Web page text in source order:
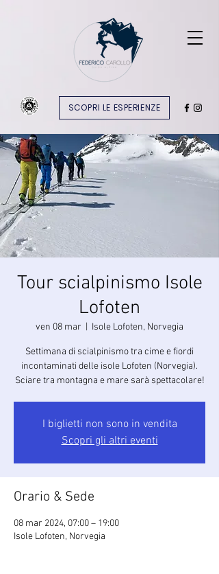
SCOPRI LE ESPERIENZE
Tour scialpinismo Isole
Lofoten
ven 08 mar Isole Lofoten, Norvegia
Settimana di scialpinismo tra cime e fiordi
incontaminati delle isole Lofoten (Norvegia).
Sciare tra montagna e mare sarà spettacolare!
I biglietti non sono in vendita
Scopri gli altri eventi
Orario & Sede
08 mar 2024, 07:00 – 19:00
Isole Lofoten, Norvegia